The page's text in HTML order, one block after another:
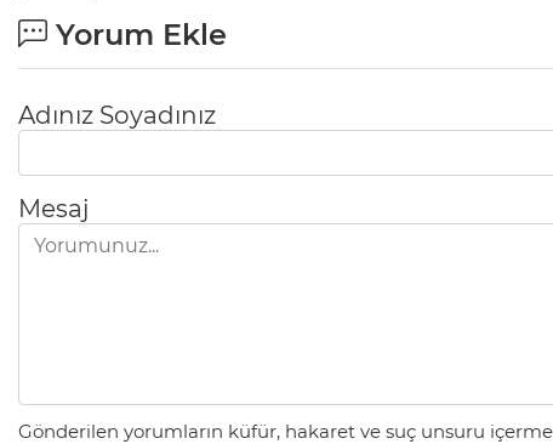
Yorum Ekle
Adınız Soyadınız
Mesaj
Gönderilen yorumların küfür, hakaret ve suç unsuru